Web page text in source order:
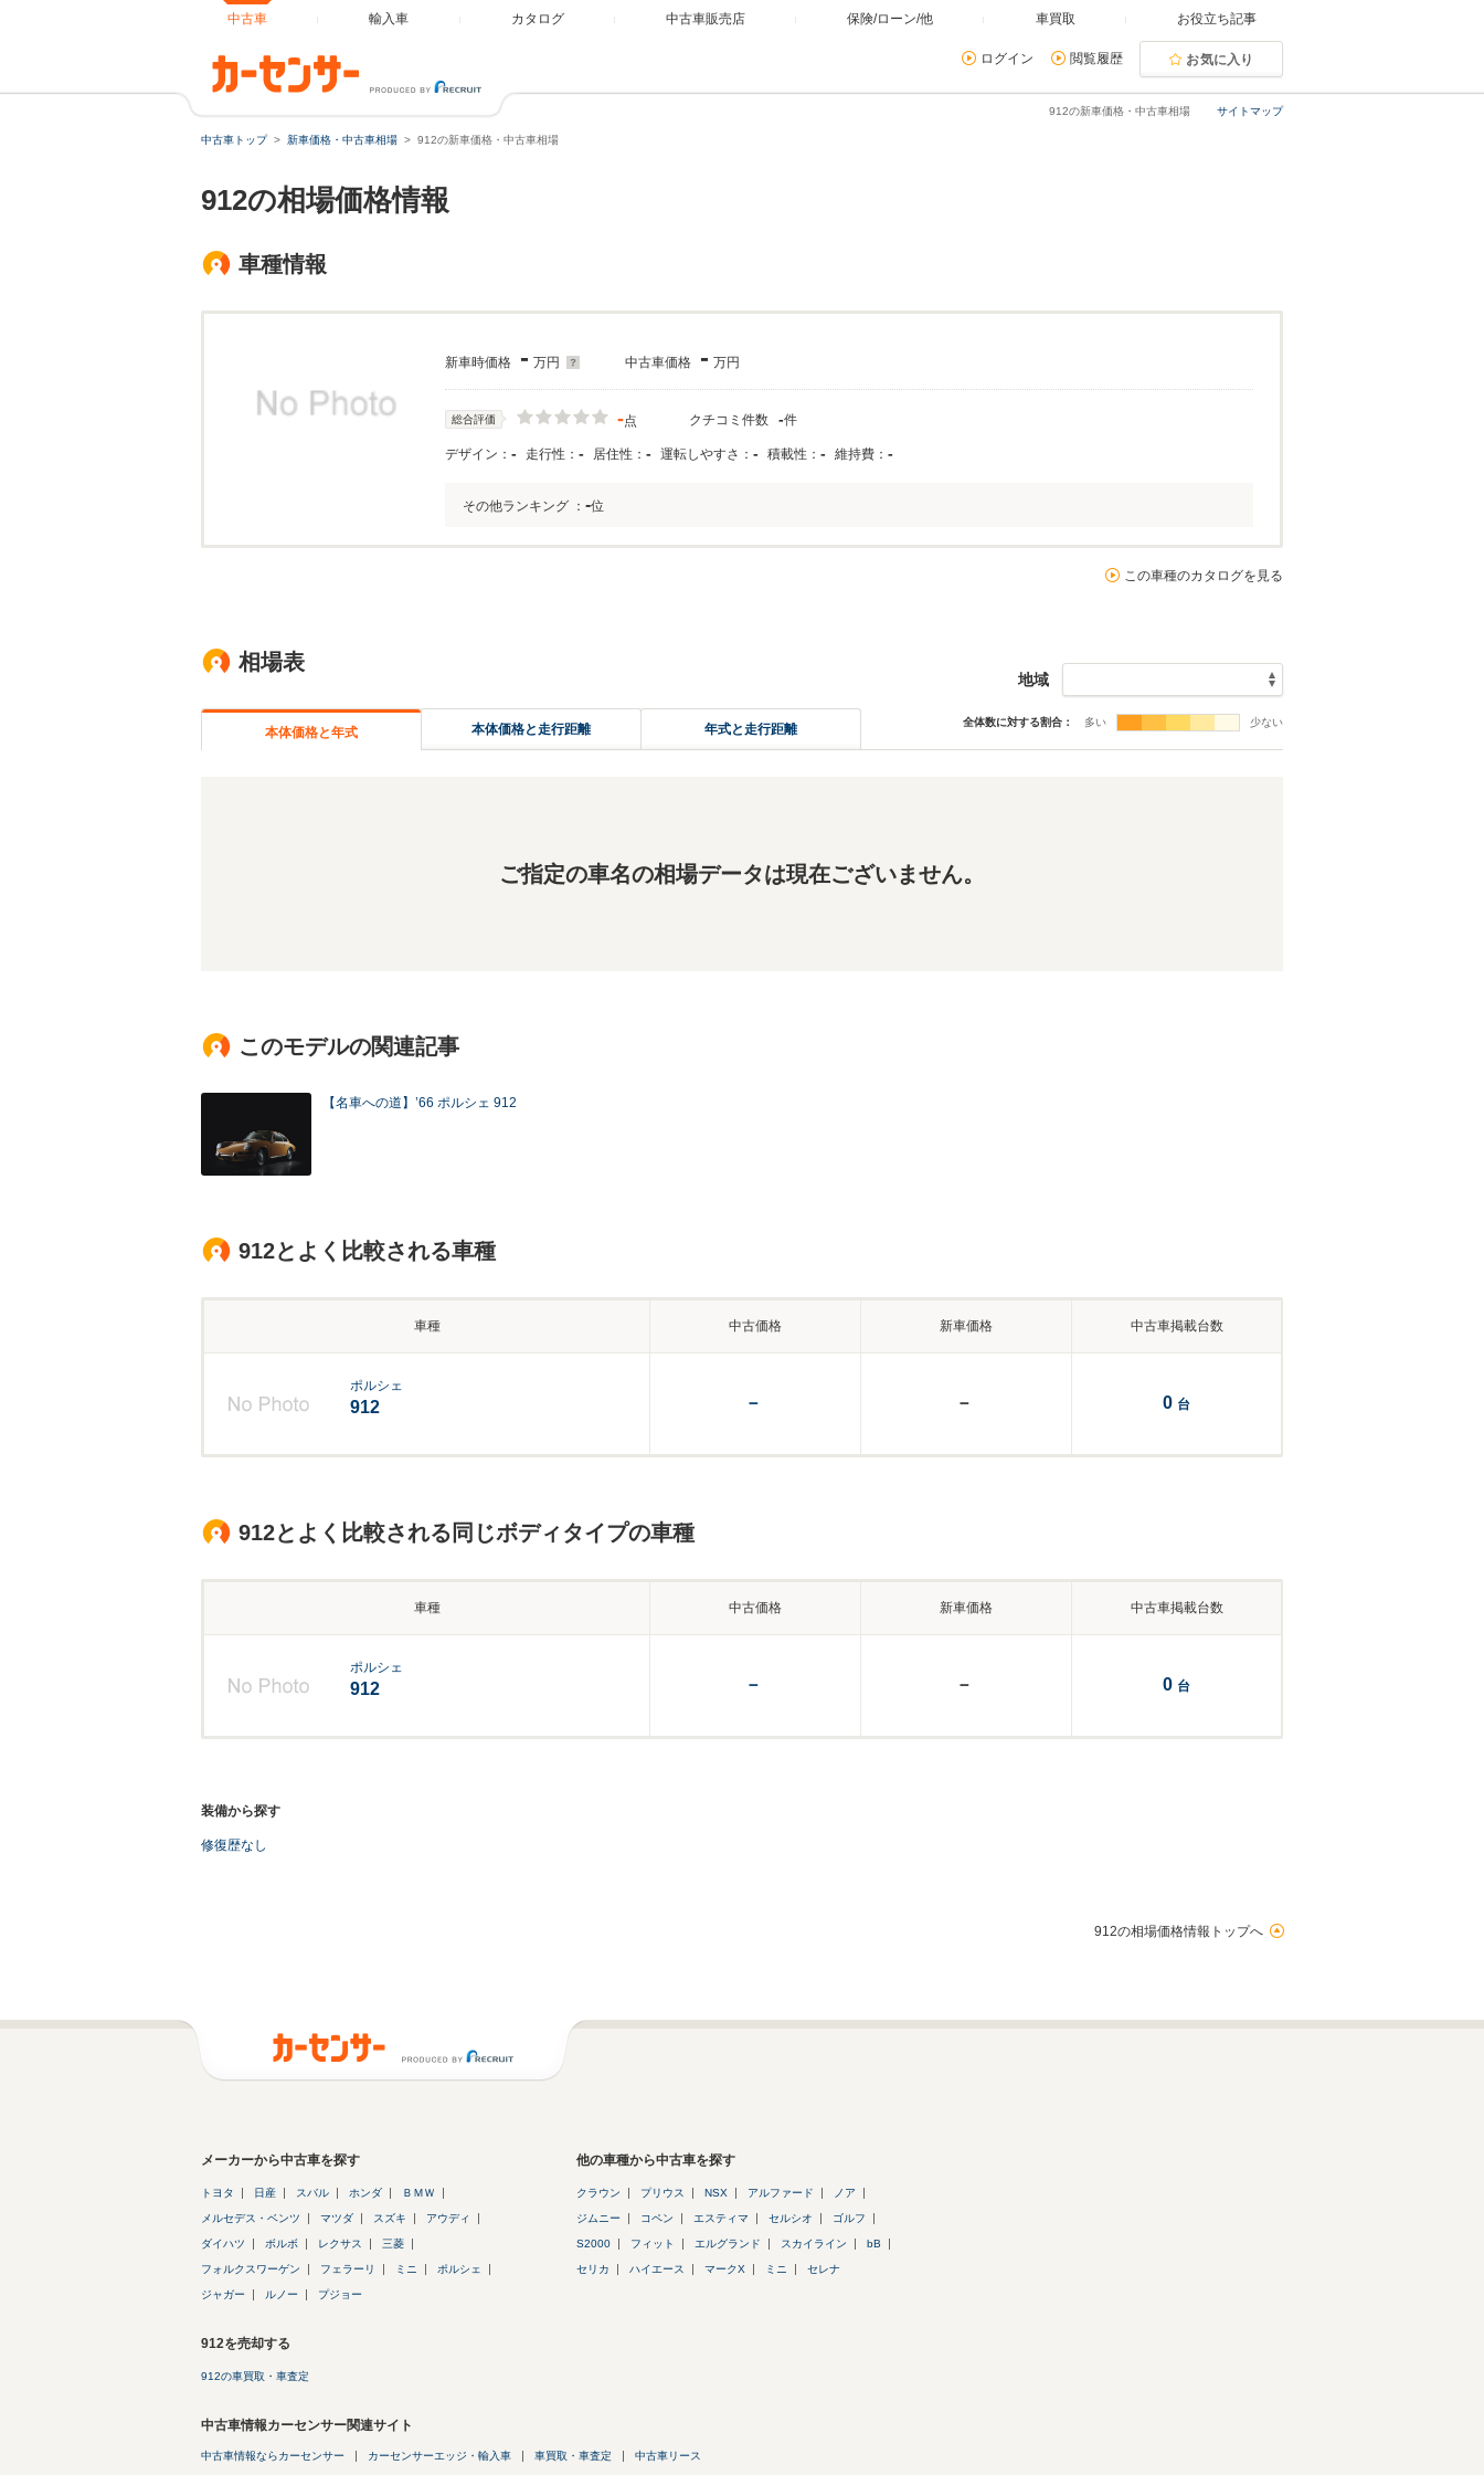
中古車 輸入車 カタログ 中古車販売店 保険/ローン/他 車買取 お役立ち記事
ログイン 閲覧履歴 お気に入り
サイトマップ
912の新車価格・中古車相場
中古車トップ 新車価格・中古車相場 912の新車価格・中古車相場
912の相場価格情報
車種情報
新車時価格 - 万円 中古車価格 - 万円
総合評価 -点 クチコミ件数 -件
デザイン： - 走行性： - 居住性： - 運転しやすさ： - 積載性： - 維持費： -
その他ランキング ： -位
この車種のカタログを見る
相場表
本体価格と年式 本体価格と走行距離 年式と走行距離
地域
全体数に対する割合： 多い 少ない
ご指定の車名の相場データは現在ございません。
このモデルの関連記事
【名車への道】’66 ポルシェ 912
912とよく比較される車種
車種 中古価格 新車価格 中古車掲載台数
ポルシェ
912 － － 0 台
912とよく比較される同じボディタイプの車種
車種 中古価格 新車価格 中古車掲載台数
ポルシェ
912 － － 0 台
装備から探す
修復歴なし
912の相場価格情報トップへ
メーカーから中古車を探す
トヨタ 日産 スバル ホンダ ＢＭＷ
メルセデス・ベンツ マツダ スズキ アウディ
ダイハツ ボルボ レクサス 三菱
フォルクスワーゲン フェラーリ ミニ ポルシェ
ジャガー ルノー プジョー
他の車種から中古車を探す
クラウン プリウス NSX アルファード ノア
ジムニー コペン エスティマ セルシオ ゴルフ
S2000 フィット エルグランド スカイライン bB
セリカ ハイエース マークX ミニ セレナ
912を売却する
912の車買取・車査定
中古車情報カーセンサー関連サイト
中古車情報ならカーセンサー カーセンサーエッジ・輸入車 車買取・車査定 中古車リース